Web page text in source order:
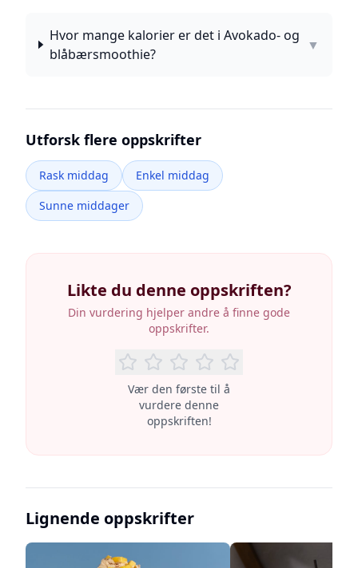
Hvor mange kalorier er det i Avokado- og
blåbærsmoothie?
▼
Utforsk flere oppskrifter
Rask middag
Enkel middag
Sunne middager
Likte du denne oppskriften?
Din vurdering hjelper andre å finne gode
oppskrifter.
Vær den første til å
vurdere denne
oppskriften!
Lignende oppskrifter